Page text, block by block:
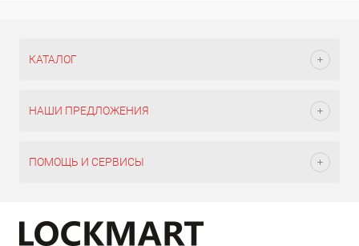
КАТАЛОГ
НАШИ ПРЕДЛОЖЕНИЯ
ПОМОЩЬ И СЕРВИСЫ